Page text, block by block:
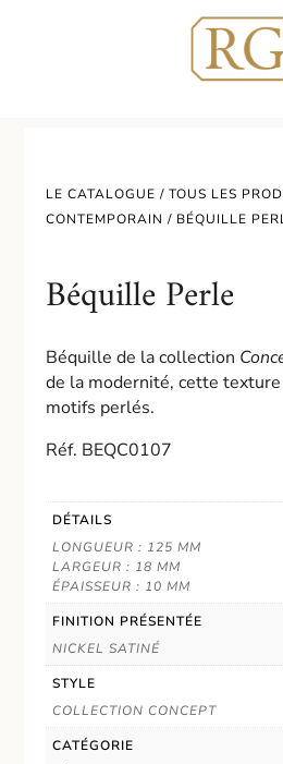
LE CATALOGUE /TOUS LES
CONTEMPORAIN / BÉQUILLE
Béquille Perle
Béquille de la collection
de la modernité, cette
motifs perlés.
Réf. BEQC0107
DÉTAILS
LONGUEUR : 125 MM
LARGEUR : 18 MM
ÉPAISSEUR : 10 MM
FINITION PRÉSENTÉE
NICKEL SATINÉ
STYLE
COLLECTION CONCEPT
CATÉGORIE